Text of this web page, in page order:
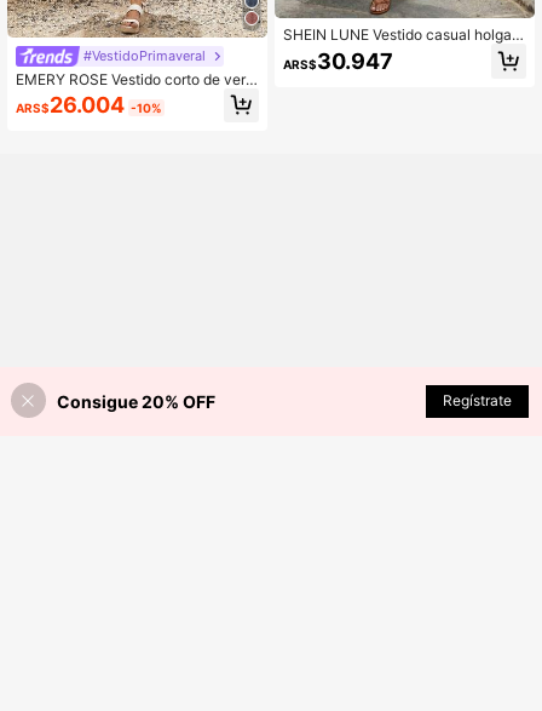
#VestidoPrimaveral
EMERY ROSE Vestido corto de vera
no para mujeres, casual con estamp
ado de flores pequeñas y mangas c
ARS$26.004 -10%
SHEIN LUNE Vestido casual holgad
o de unicolor para mujer con bolsillo
s inclinados
ARS$30.947
¡10% DE DESCUENTO! AÑADIR A LA BOLSA
Consigue 20% OFF Regístrate